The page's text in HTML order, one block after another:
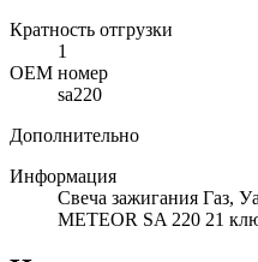
Кратность отгрузки
1
ОЕМ номер
sa220
Дополнительно
Информация
Свеча зажигания Газ,
METEOR SA 220 21